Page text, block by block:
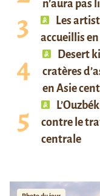
n’aura pas
Les
accueillis
Desert
cratères
en Asie
contre le
centrale